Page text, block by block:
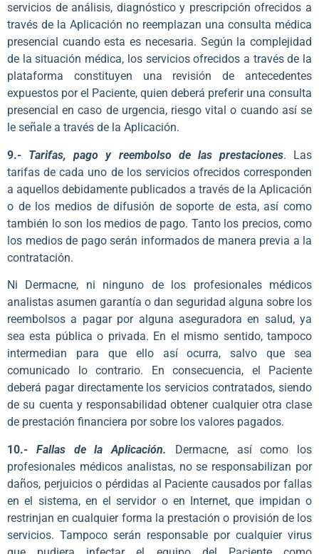
servicios de análisis, diagnóstico y prescripción ofrecidos a
través de la Aplicación no reemplazan una consulta médica
presencial cuando esta es necesaria. Según la complejidad
de la situación médica, los servicios ofrecidos a través de la
plataforma constituyen una revisión de antecedentes
expuestos por el Paciente, quien deberá preferir una consulta
presencial en caso de urgencia, riesgo vital o cuando así se
le señale a través de la Aplicación.
9.- Tarifas, pago y reembolso de las prestaciones. Las
tarifas de cada uno de los servicios ofrecidos corresponden
a aquellos debidamente publicados a través de la Aplicación
o de los medios de difusión de soporte de esta, así como
también lo son los medios de pago. Tanto los precios, como
los medios de pago serán informados de manera previa a la
contratación.
Ni Dermacne, ni ninguno de los profesionales médicos
analistas asumen garantía o dan seguridad alguna sobre los
reembolsos a pagar por alguna aseguradora en salud, ya
sea esta pública o privada. En el mismo sentido, tampoco
intermedian para que ello así ocurra, salvo que sea
comunicado lo contrario. En consecuencia, el Paciente
deberá pagar directamente los servicios contratados, siendo
de su cuenta y responsabilidad obtener cualquier otra clase
de prestación financiera por sobre los valores pagados.
10.- Fallas de la Aplicación.
Dermacne, así como los
profesionales médicos analistas, no se responsabilizan por
daños, perjuicios o pérdidas al Paciente causados por fallas
en el sistema, en el servidor o en Internet, que impidan o
restrinjan en cualquier forma la prestación o provisión de los
servicios. Tampoco serán responsable por cualquier virus